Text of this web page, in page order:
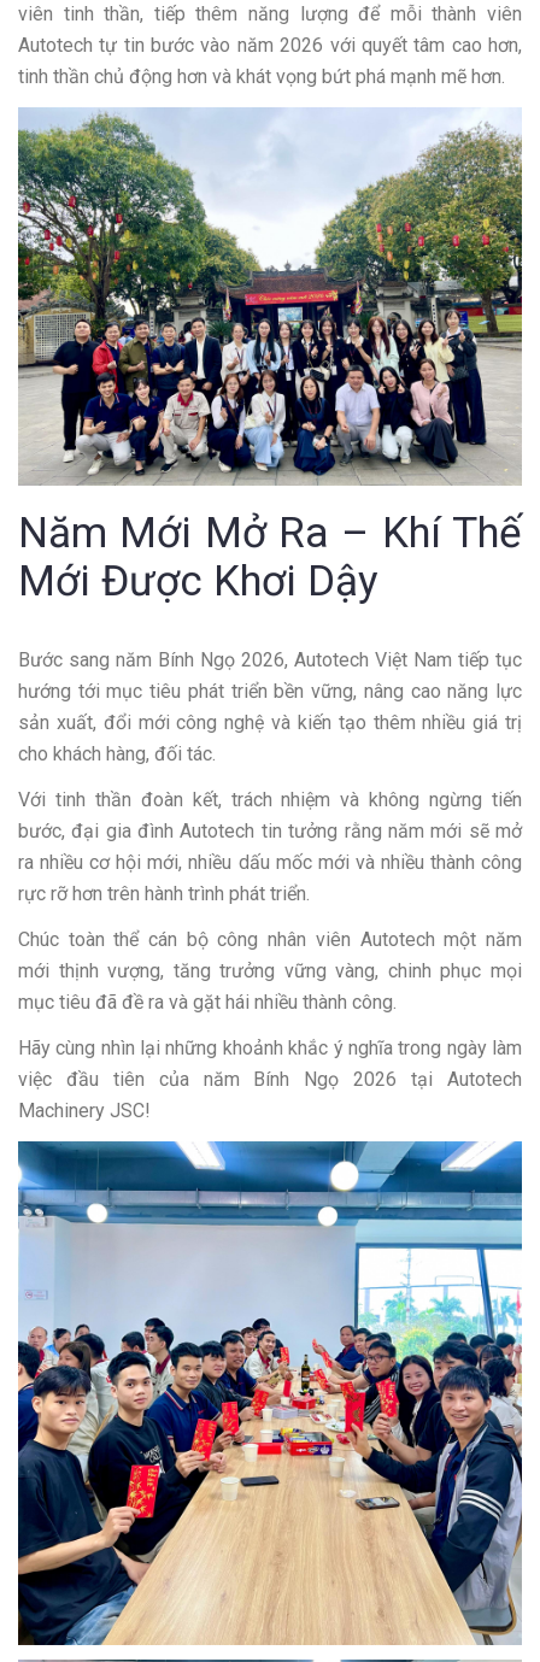
viên tinh thần, tiếp thêm năng lượng để mỗi thành viên
Autotech tự tin bước vào năm 2026 với quyết tâm cao hơn,
tinh thần chủ động hơn và khát vọng bứt phá mạnh mẽ hơn.
Năm Mới Mở Ra – Khí Thế
Mới Được Khơi Dậy
Bước sang năm Bính Ngọ 2026, Autotech Việt Nam tiếp tục
hướng tới mục tiêu phát triển bền vững, nâng cao năng lực
sản xuất, đổi mới công nghệ và kiến tạo thêm nhiều giá trị
cho khách hàng, đối tác.
Với tinh thần đoàn kết, trách nhiệm và không ngừng tiến
bước, đại gia đình Autotech tin tưởng rằng năm mới sẽ mở
ra nhiều cơ hội mới, nhiều dấu mốc mới và nhiều thành công
rực rỡ hơn trên hành trình phát triển.
Chúc toàn thể cán bộ công nhân viên Autotech một năm
mới thịnh vượng, tăng trưởng vững vàng, chinh phục mọi
mục tiêu đã đề ra và gặt hái nhiều thành công.
Hãy cùng nhìn lại những khoảnh khắc ý nghĩa trong ngày làm
việc đầu tiên của năm Bính Ngọ 2026 tại Autotech
Machinery JSC!